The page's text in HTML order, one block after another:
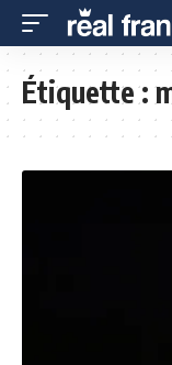
Étiquette :